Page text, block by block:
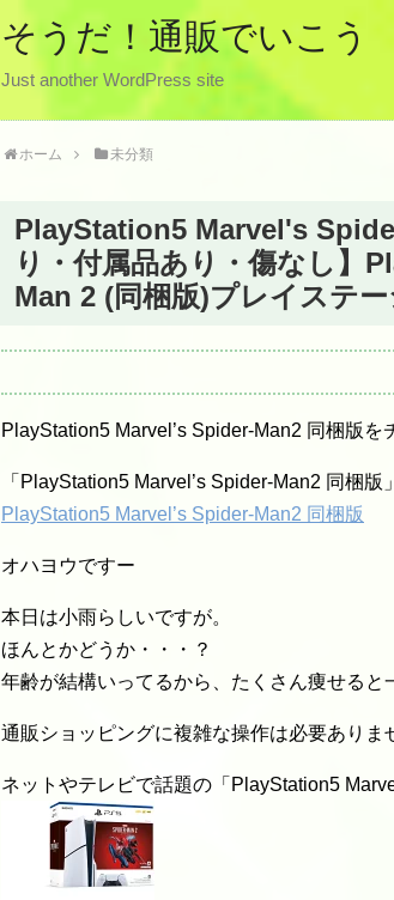
そうだ！通販でいこう
Just another WordPress site
ホーム 未分類
PlayStation5 Marvel's
り・付属品あり・傷なし】
Man 2 (同梱版)プレイステ
PlayStation5 Marvel’s Spider-Man2 同梱版を
「PlayStation5 Marvel’s Spider-Man2 同梱
PlayStation5 Marvel’s Spider-Man2 同梱版
オハヨウですー
本日は小雨らしいですが。
ほんとかどうか・・・？
年齢が結構いってるから、たくさん痩せると
通販ショッピングに複雑な操作は必要ありま
ネットやテレビで話題の「PlayStation5